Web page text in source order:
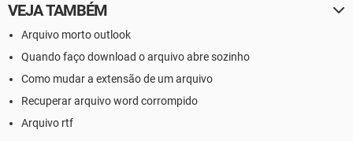
VEJA TAMBÉM
Arquivo morto outlook
Quando faço download o arquivo abre sozinho
Como mudar a extensão de um arquivo
Recuperar arquivo word corrompido
Arquivo rtf